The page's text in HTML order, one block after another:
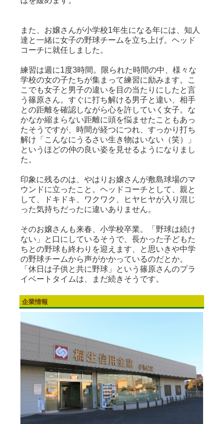
また、お嬢さんが小学校1年生になる年には、知人
達と一緒に女子の野球チームを立ち上げ。ヘッド
コーチに就任しました。
練習は週に1度3時間。限られた時間の中、様々な
学校の女の子たちが集まって練習に励みます。こ
こでも女子と男子の違いを目の当たりにしたと言
う篠原さん。すぐに打ち解ける男子と違い、相手
との距離を確認しながら心を許していく女子。な
かなか縮まらない距離に頭を悩ませたこともあっ
たそうですが、時間が経つにつれ、すっかり打ち
解け「こんなにうるさい生き物はいない（笑）」
というほどの仲の良い姿を見せるようになりまし
た。
印象に残るのは、やはりお嬢さんが敷島球場のマ
ウンドに立ったこと。ヘッドコーチとして、親と
して、ドキドキ、ワクワク、ヒヤヒヤが入り混じ
った気持ちだったに違いありません。
そのお嬢さんも来春、小学校卒業。「野球は続け
ない」と口にしているそうで、長かった子どもた
ちとの野球も終わりを迎えます、と思いきや中学
の野球チームから声がかかっているのだとか。
「休日は子供と共に野球」という篠原さんのプラ
イベートタイムは、まだ続きそうです。
企業情報